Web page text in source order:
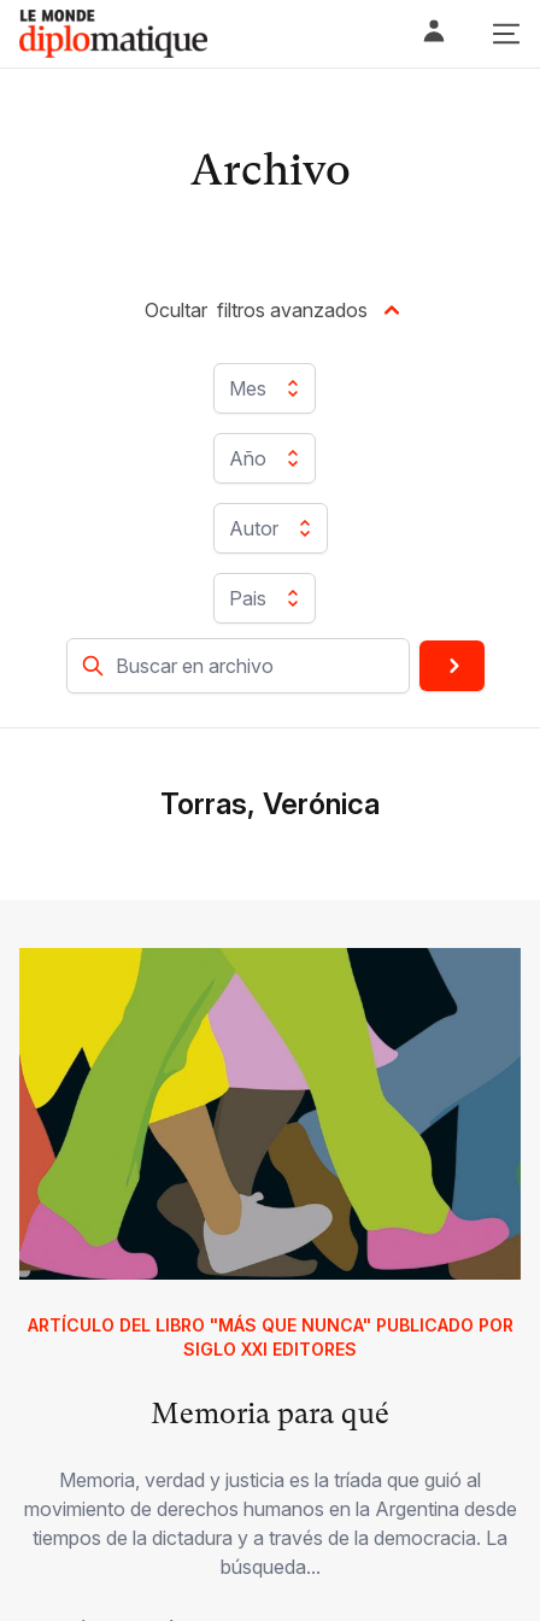
Skip
content
Le monde diplomatique
Archivo
Mes
Año
Autor
Pais
Ocultar filtros avanzados
Torras, Verónica
ARTÍCULO DEL LIBRO "MÁS QUE NUNCA" PUBLICADO POR
SIGLO XXI EDITORES
Memoria para qué
Memoria, verdad y justicia es la tríada que guió al
movimiento de derechos humanos en la Argentina desde
tiempos de la dictadura y a través de la democracia. La
búsqueda...